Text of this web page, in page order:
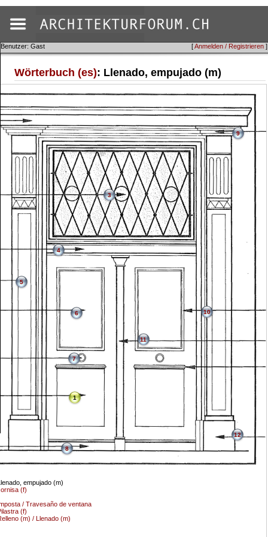
[Anmelden / Registrieren ]
Benutzer: Gast
Wörterbuch (es): Llenado, empujado (m)
1
empujado (m)
(f)
3
/ Travesaño de ventana
4
(f)
5
(m) / Llenado (m)
6
7
8
9
10
11
12